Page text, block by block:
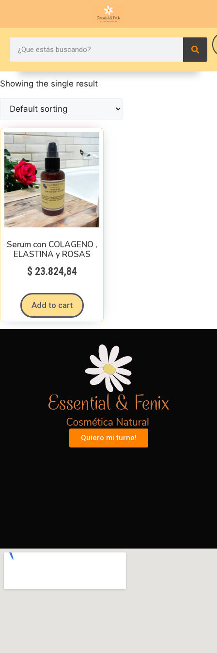
Showing the single result
Serum con COLAGENO ,
ELASTINA y ROSAS
$ 23.824,84
Add to cart
Quiero mi turno!